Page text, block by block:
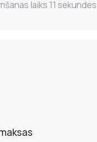
laiks 11